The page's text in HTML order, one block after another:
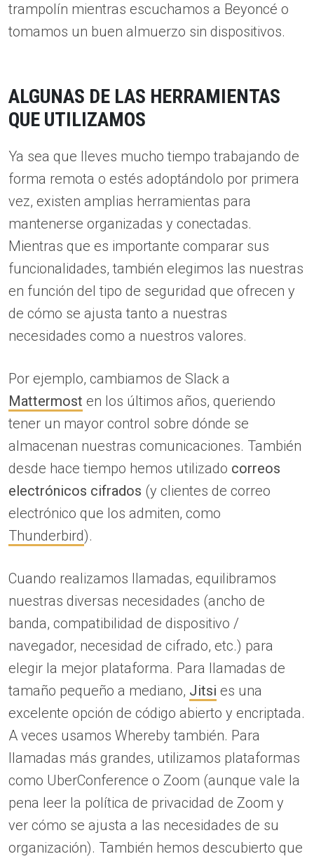
trampolín mientras escuchamos a Beyoncé o
tomamos un buen almuerzo sin dispositivos.
ALGUNAS DE LAS HERRAMIENTAS
QUE UTILIZAMOS
Ya sea que lleves mucho tiempo trabajando de
forma remota o estés adoptándolo por primera
vez, existen amplias herramientas para
mantenerse organizadas y conectadas.
Mientras que es importante comparar sus
funcionalidades, también elegimos las nuestras
en función del tipo de seguridad que ofrecen y
de cómo se ajusta tanto a nuestras
necesidades como a nuestros valores.
Por ejemplo, cambiamos de Slack a
Mattermost en los últimos años, queriendo
tener un mayor control sobre dónde se
almacenan nuestras comunicaciones. También
desde hace tiempo hemos utilizado correos
electrónicos cifrados (y clientes de correo
electrónico que los admiten, como
Thunderbird).
Cuando realizamos llamadas, equilibramos
nuestras diversas necesidades (ancho de
banda, compatibilidad de dispositivo /
navegador, necesidad de cifrado, etc.) para
elegir la mejor plataforma. Para llamadas de
tamaño pequeño a mediano, Jitsi es una
excelente opción de código abierto y encriptada.
A veces usamos Whereby también. Para
llamadas más grandes, utilizamos plataformas
como UberConference o Zoom (aunque vale la
pena leer la política de privacidad de Zoom y
ver cómo se ajusta a las necesidades de su
organización). También hemos descubierto que